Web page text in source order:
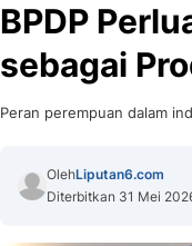
BPDP
sebagai
Peran perempuan dalam
OlehLiputan6.com
Diterbitkan 31 Mei